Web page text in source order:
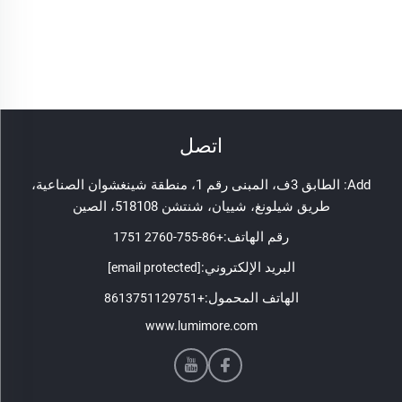
اتصل
Add: الطابق 3ف، المبنى رقم 1، منطقة شينغشوان الصناعية،
طريق شيلونغ، شييان، شنتشن 518108، الصين
رقم الهاتف:+86-755-2760 1751
البريد الإلكتروني:[email protected]
الهاتف المحمول:+8613751129751
www.lumimore.com